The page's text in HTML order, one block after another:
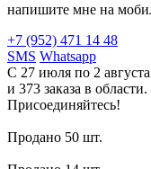
напишите мне на
+7 (952) 471 14 48
SMS Whatsapp
С 27 июля по 2
и 373 заказа в области.
Присоединяйтесь!
Продано 50 шт.